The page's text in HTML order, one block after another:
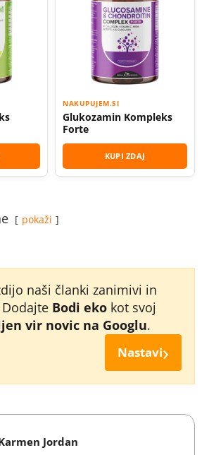
NAKUPUJEM.SI
Glukozamin Kompleks
Forte
KUPI ZDAJ
pokaži
naši članki zanimivi in
Bodi eko kot svoj
vir novic na Googlu.
Nastavi›
Jordan